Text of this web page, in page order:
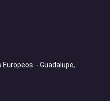
- Guadalupe,